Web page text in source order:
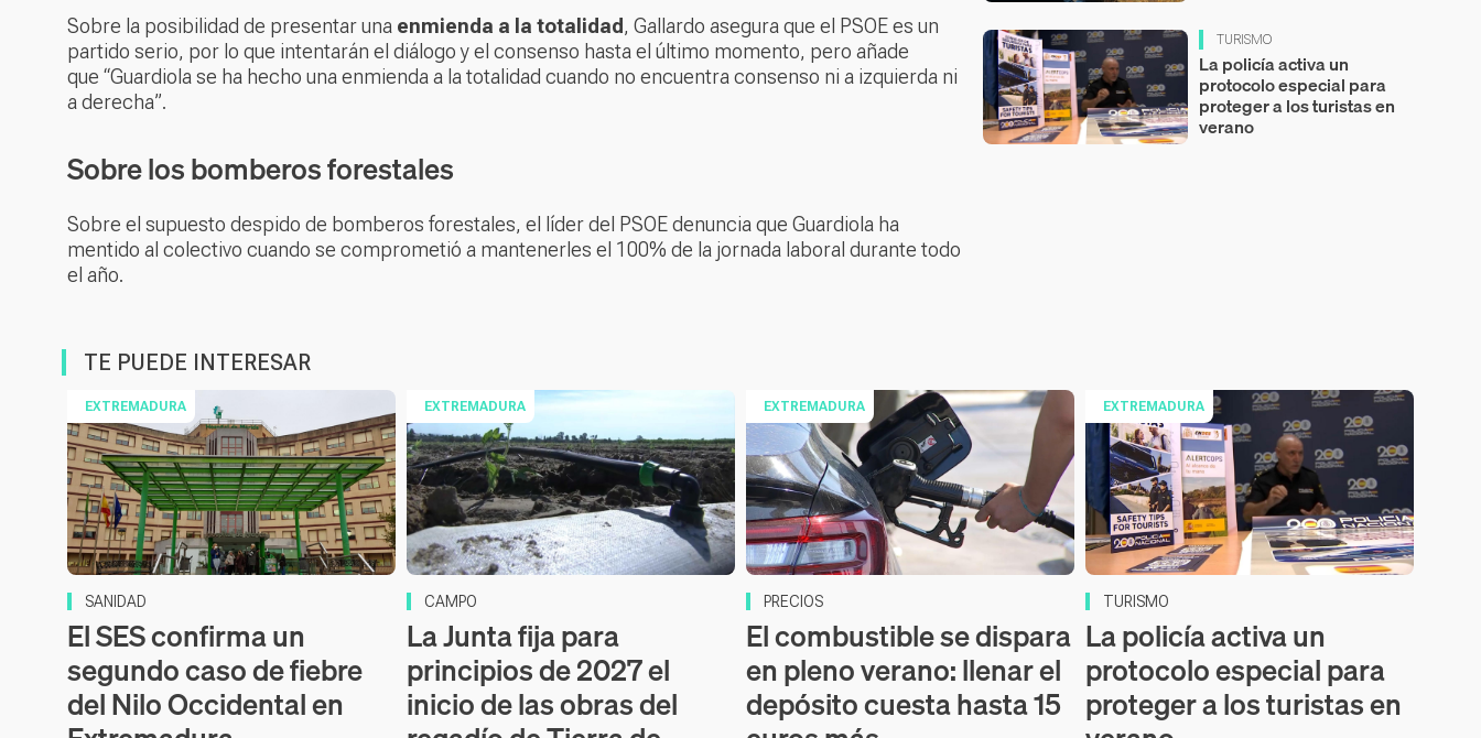
Sobre la posibilidad de presentar una enmienda a la totalidad, Gallardo asegura que el PSOE es un
partido serio, por lo que intentarán el diálogo y el consenso hasta el último momento, pero añade
que “Guardiola se ha hecho una enmienda a la totalidad cuando no encuentra consenso ni a izquierda ni
a derecha”.
Sobre los bomberos forestales
Sobre el supuesto despido de bomberos forestales, el líder del PSOE denuncia que Guardiola ha
mentido al colectivo cuando se comprometió a mantenerles el 100% de la jornada laboral durante todo
el año.
TURISMO
La policía activa un
protocolo especial para
proteger a los turistas en
verano
TE PUEDE INTERESAR
EXTREMADURA
SANIDAD
El SES confirma un
segundo caso de fiebre
del Nilo Occidental en
EXTREMADURA
CAMPO
La Junta fija para
principios de 2027 el
inicio de las obras del
EXTREMADURA
PRECIOS
El combustible se dispara
en pleno verano: llenar el
depósito cuesta hasta 15
EXTREMADURA
TURISMO
La policía activa un
protocolo especial para
proteger a los turistas en